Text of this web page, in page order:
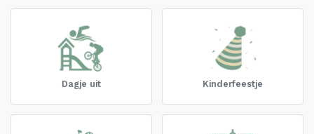
Dagje uit Kinderfeestje